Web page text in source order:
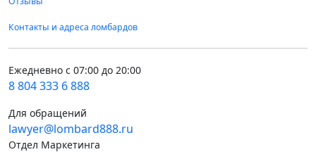
Контакты и адреса ломбардов
Ежедневно с 07:00 до 20:00
8 804 333 6 888
Для обращений
lawyer@lombard888.ru
Отдел Маркетинга